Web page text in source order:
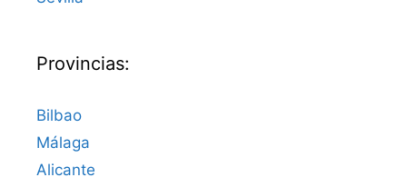
Provincias:
Bilbao
Málaga
Alicante